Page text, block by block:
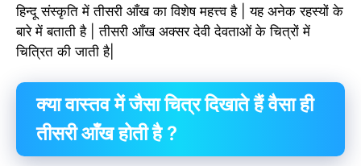
हिन्दू संस्कृति में तीसरी आँख का विशेष महत्त्व है | यह अनेक रहस्यों के
बारे में बताती है | तीसरी आँख अक्सर देवी देवताओं के चित्रों में
चित्रित की जाती है|
क्या वास्तव में जैसा चित्र दिखाते हैं वैसा ही
तीसरी आँख होती है ?